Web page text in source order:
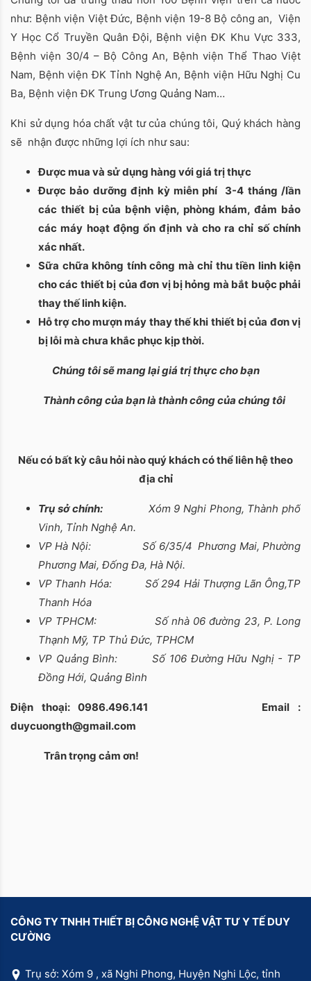
như: Bệnh viện Việt Đức, Bệnh viện 19-8 Bộ công an, Viện
Y Học Cổ Truyền Quân Đội, Bệnh viện ĐK Khu Vực 333,
Bệnh viện 30/4 – Bộ Công An, Bệnh viện Thể Thao Việt
Nam, Bệnh viện ĐK Tỉnh Nghệ An, Bệnh viện Hữu Nghị Cu
Ba, Bệnh viện ĐK Trung Ương Quảng Nam…
Khi sử dụng hóa chất vật tư của chúng tôi, Quý khách hàng
sẽ nhận được những lợi ích như sau:
Được mua và sử dụng hàng với giá trị thực
Được bảo dưỡng định kỳ miễn phí 3-4 tháng /lần
các thiết bị của bệnh viện, phòng khám, đảm bảo
các máy hoạt động ổn định và cho ra chỉ số chính
xác nhất.
Sữa chữa không tính công mà chỉ thu tiền linh kiện
cho các thiết bị của đơn vị bị hỏng mà bắt buộc phải
thay thế linh kiện.
Hỗ trợ cho mượn máy thay thế khi thiết bị của đơn vị
bị lỗi mà chưa khắc phục kịp thời.
Chúng tôi sẽ mang lại giá trị thực cho bạn
Thành công của bạn là thành công của chúng tôi
Nếu có bất kỳ câu hỏi nào quý khách có thể liên hệ theo
địa chỉ
Trụ sở chính: Xóm 9 Nghi Phong, Thành phố
Vinh, Tỉnh Nghệ An.
VP Hà Nội: Số 6/35/4 Phương Mai, Phường
Phương Mai, Đống Đa, Hà Nội.
VP Thanh Hóa: Số 294 Hải Thượng Lãn Ông,TP
Thanh Hóa
VP TPHCM: Số nhà 06 đường 23, P. Long
Thạnh Mỹ, TP Thủ Đức, TPHCM
VP Quảng Bình: Số 106 Đường Hữu Nghị - TP
Đồng Hới, Quảng Bình
Điện thoại: 0986.496.141 Email :
duycuongth@gmail.com
Trân trọng cảm ơn!
CÔNG TY TNHH THIẾT BỊ CÔNG NGHỆ VẬT TƯ Y TẾ DUY
CƯỜNG
Trụ sở: Xóm 9 , xã Nghi Phong, Huyện Nghi Lộc, tỉnh